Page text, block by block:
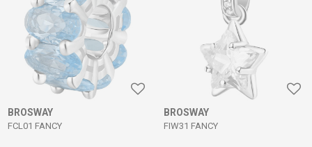
BROSWAY
FCL01 FANCY
BROSWAY
FIW31 FANCY